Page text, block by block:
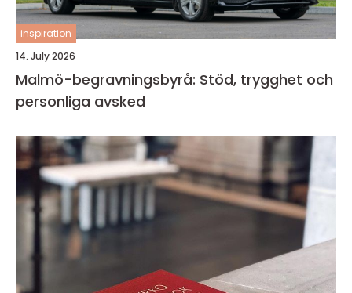
inspiration
14. July 2026
Malmö-begravningsbyrå: Stöd, trygghet och
personliga avsked